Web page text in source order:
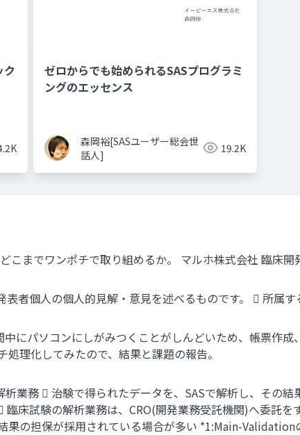
ク
ゼロからでも始められるSASプログラミ
ングのエッセンス
森岡裕[SASユーザー総会世
話人]
19.2K
こまでワンポチで取り組めるか。 マルホ株式会社 臨床
者個人の個人的見解・意見を述べるものです。  所属す
中にパソコンにしがみつくことがしんどいため、帳票作
処理化してみたので、結果と課題の報告。
業務  治験で得られたデータを、SASで解析し、その
臨床試験の解析業務は、CRO(開発業務受託機関)へ委託
果の担保が採用されている場合が多い *1:Main-